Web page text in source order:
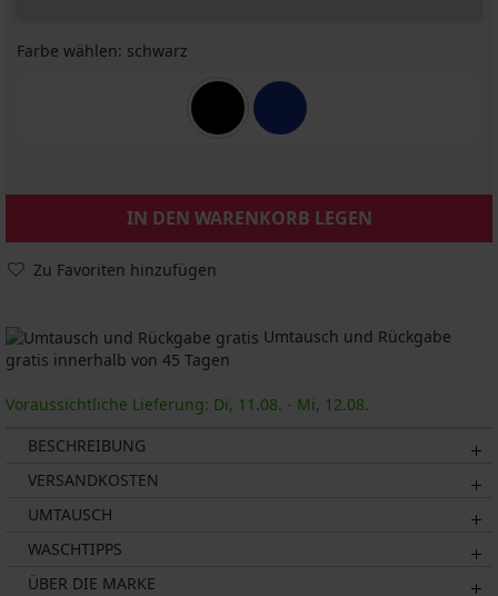
Farbe wählen: schwarz
IN DEN WARENKORB LEGEN
Zu Favoriten hinzufügen
Umtausch und Rückgabe
gratis innerhalb von 45 Tagen
Voraussichtliche Lieferung: Di, 11.08. - Mi, 12.08.
BESCHREIBUNG
VERSANDKOSTEN
UMTAUSCH
WASCHTIPPS
ÜBER DIE MARKE